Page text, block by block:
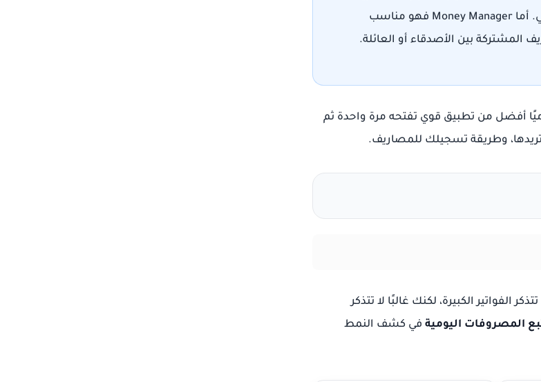
معرفة المبلغ المتاح للصرف بعد الالتزامات فPocketGuard عملي. أما Money Manager فهو مناسب
أفضل من تطبيق قوي تفتحه مرة واحدة ثم
وطريقة تسجيلك للمصاريف.
الفواتير الكبيرة، لكنك غالبًا لا تتذكر
المصروفات اليومية في كشف النمط